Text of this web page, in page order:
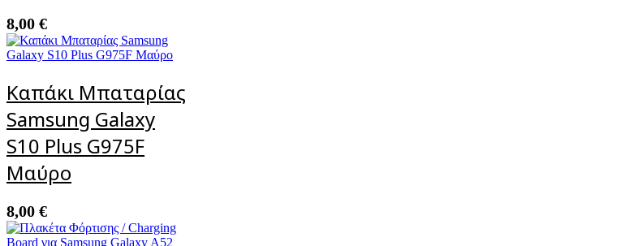
8,00 €
Καπάκι Μπαταρίας
Samsung Galaxy
S10 Plus G975F
Μαύρο
8,00 €